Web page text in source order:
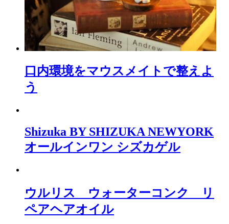
口内環境をマウスメイトで整えよ
う
Shizuka BY SHIZUKA NEWYORK
オールインワン シズカゲル
ウルリス ウォーターコンク リ
ペアヘアオイル